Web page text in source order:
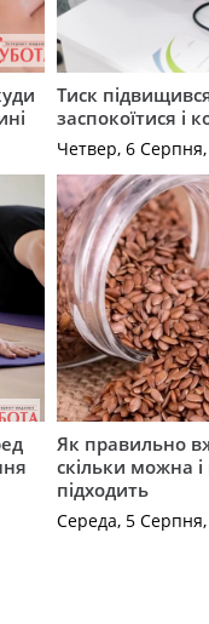
Тиск
заспокоїтися і
Четвер, 6
Як правильно
скільки можна
підходить
Середа, 5